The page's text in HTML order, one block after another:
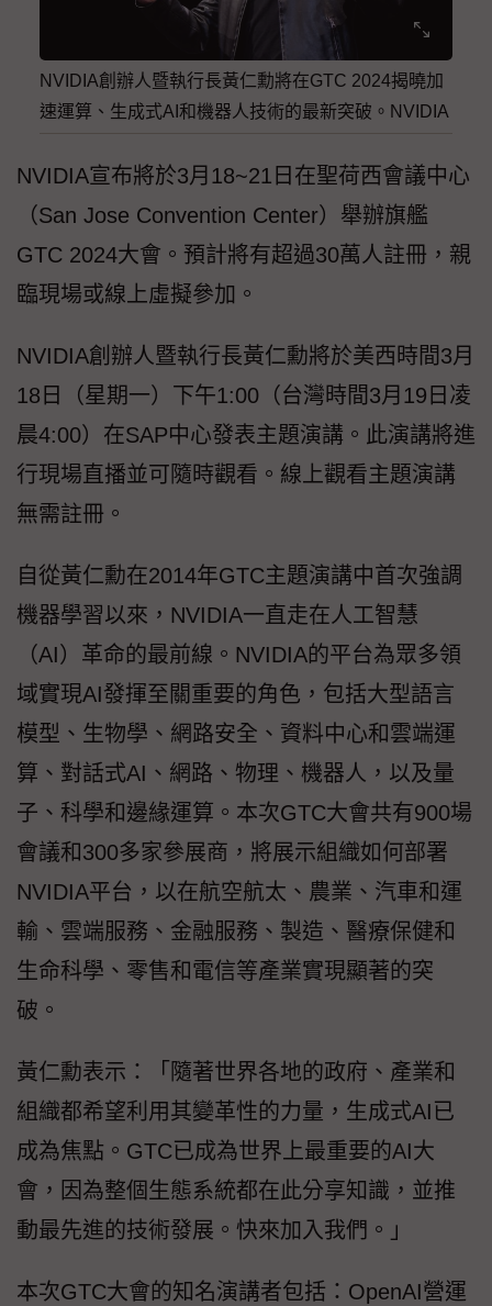
NVIDIA創辦人暨執行長黃仁勳將在GTC 2024揭曉加
速運算、生成式AI和機器人技術的最新突破。NVIDIA
NVIDIA宣布將於3月18~21日在聖荷西會議中心
（San Jose Convention Center）舉辦旗艦
GTC 2024大會。預計將有超過30萬人註冊，親
臨現場或線上虛擬參加。
NVIDIA創辦人暨執行長黃仁勳將於美西時間3月
18日（星期一）下午1:00（台灣時間3月19日凌
晨4:00）在SAP中心發表主題演講。此演講將進
行現場直播並可隨時觀看。線上觀看主題演講
無需註冊。
自從黃仁勳在2014年GTC主題演講中首次強調
機器學習以來，NVIDIA一直走在人工智慧
（AI）革命的最前線。NVIDIA的平台為眾多領
域實現AI發揮至關重要的角色，包括大型語言
模型、生物學、網路安全、資料中心和雲端運
算、對話式AI、網路、物理、機器人，以及量
子、科學和邊緣運算。本次GTC大會共有900場
會議和300多家參展商，將展示組織如何部署
NVIDIA平台，以在航空航太、農業、汽車和運
輸、雲端服務、金融服務、製造、醫療保健和
生命科學、零售和電信等產業實現顯著的突
破。
黃仁勳表示：「隨著世界各地的政府、產業和
組織都希望利用其變革性的力量，生成式AI已
成為焦點。GTC已成為世界上最重要的AI大
會，因為整個生態系統都在此分享知識，並推
動最先進的技術發展。快來加入我們。」
本次GTC大會的知名演講者包括：OpenAI營運